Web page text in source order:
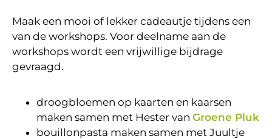
Maak een mooi of lekker cadeautje tijdens een
van de workshops. Voor deelname aan de
workshops wordt een vrijwillige bijdrage
gevraagd.
droogbloemen op kaarten en kaarsen
maken samen met Hester van Groene Pluk
bouillonpasta maken samen met Juultje